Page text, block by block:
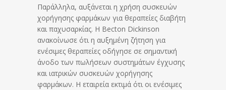
Παράλληλα, αυξάνεται η χρήση συσκευών
χορήγησης φαρμάκων για θεραπείες διαβήτη
και παχυσαρκίας. Η Becton Dickinson
ανακοίνωσε ότι η αυξημένη ζήτηση για
ενέσιμες θεραπείες οδήγησε σε σημαντική
άνοδο των πωλήσεων συστημάτων έγχυσης
και ιατρικών συσκευών χορήγησης
φαρμάκων. Η εταιρεία εκτιμά ότι οι ενέσιμες